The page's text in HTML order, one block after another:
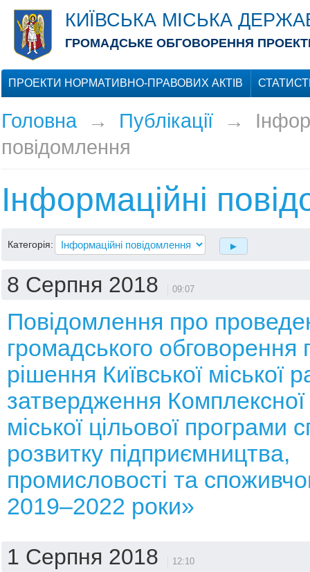
КИЇВСЬКА МІСЬКА
ГРОМАДСЬКЕ ОБГОВОРЕННЯ
ПРОЕКТИ НОРМАТИВНО-ПРАВОВИХ АКТІВ
Головна→ Публікації→
повідомлення
Інформаційні
Категорія:
8 Серпня 2018 09:07
Повідомлення про
громадського обговорення
рішення Київської міської
затвердження Комплексної
міської цільової програми
розвитку підприємництва,
промисловості та
2019–2022 роки»
1 Серпня 2018 12:10